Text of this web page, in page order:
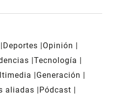
Deportes
Opinión
Tecnología
Generación
aliadas
Pódcast